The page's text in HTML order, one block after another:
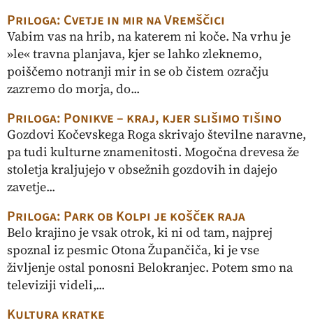
Priloga: Cvetje in mir na Vremščici
Vabim vas na hrib, na katerem ni koče. Na vrhu je
»le« travna planjava, kjer se lahko zleknemo,
poiščemo notranji mir in se ob čistem ozračju
zazremo do morja, do...
Priloga: Ponikve – kraj, kjer slišimo tišino
Gozdovi Kočevskega Roga skrivajo številne naravne,
pa tudi kulturne znamenitosti. Mogočna drevesa že
stoletja kraljujejo v obsežnih gozdovih in dajejo
zavetje...
Priloga: Park ob Kolpi je košček raja
Belo krajino je vsak otrok, ki ni od tam, najprej
spoznal iz pesmic Otona Župančiča, ki je vse
življenje ostal ponosni Belokranjec. Potem smo na
televiziji videli,...
Kultura kratke